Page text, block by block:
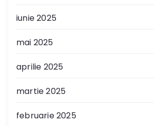
iunie 2025
mai 2025
aprilie 2025
martie 2025
februarie 2025